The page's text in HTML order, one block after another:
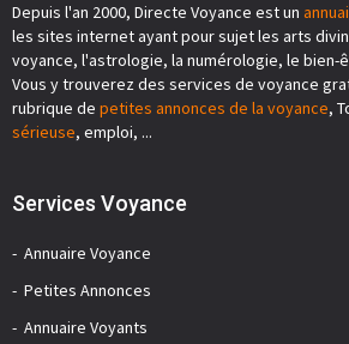
Depuis l'an 2000, Directe Voyance est un
les sites internet ayant pour sujet les arts
voyance, l'astrologie, la numérologie, le bien-
Vous y trouverez des services de voyance
rubrique de petites annonces de la voyance,
sérieuse, emploi, ...
Services Voyance
Annuaire Voyance
Petites Annonces
Annuaire Voyants